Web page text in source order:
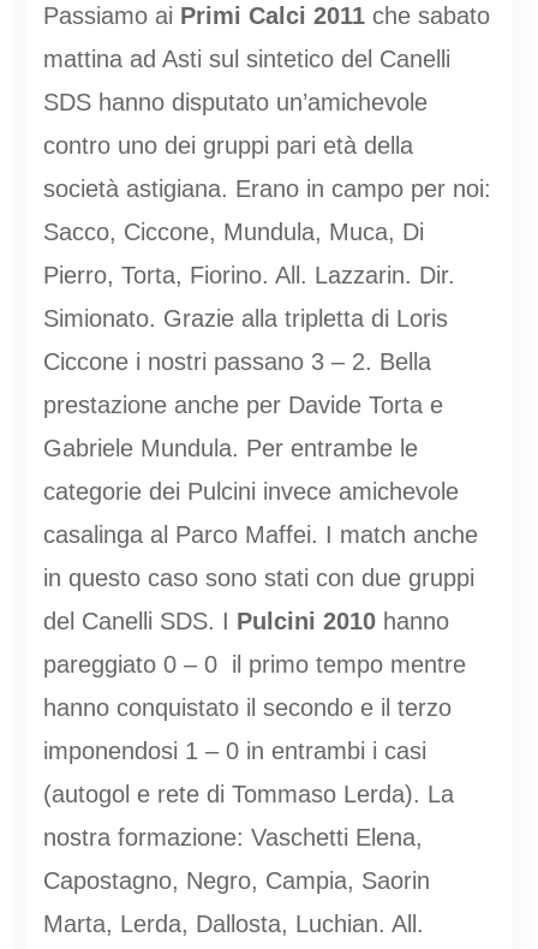
Passiamo ai Primi Calci 2011che sabato
mattina ad Asti sul sintetico del Canelli
SDS hanno disputato un’amichevole
contro uno dei gruppi pari età della
società astigiana. Erano in campo per noi:
Sacco, Ciccone, Mundula, Muca, Di
Pierro, Torta, Fiorino. All. Lazzarin. Dir.
Simionato. Grazie alla tripletta di Loris
Ciccone i nostri passano 3 – 2. Bella
prestazione anche per Davide Torta e
Gabriele Mundula. Per entrambe le
categorie dei Pulcini invece amichevole
casalinga al Parco Maffei. I match anche
in questo caso sono stati con due gruppi
del Canelli SDS. I Pulcini 2010hanno
pareggiato 0 – 0 il primo tempo mentre
hanno conquistato il secondo e il terzo
imponendosi 1 – 0 in entrambi i casi
(autogol e rete di Tommaso Lerda). La
nostra formazione: Vaschetti Elena,
Capostagno, Negro, Campia, Saorin
Marta, Lerda, Dallosta, Luchian. All.